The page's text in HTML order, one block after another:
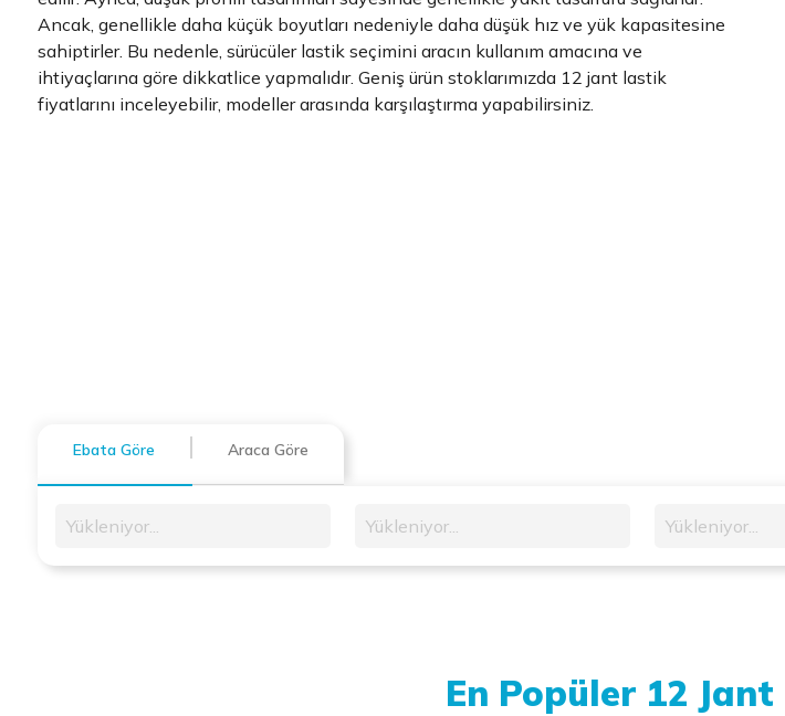
Ancak, genellikle daha küçük boyutları nedeniyle daha düşük hız ve yük kapasitesine
sahiptirler. Bu nedenle, sürücüler lastik seçimini aracın kullanım amacına ve
ihtiyaçlarına göre dikkatlice yapmalıdır. Geniş ürün stoklarımızda 12 jant lastik
fiyatlarını inceleyebilir, modeller arasında karşılaştırma yapabilirsiniz.
Ebata Göre Araca Göre
Yükleniyor... Yükleniyor... Yükleniyor...
En Popüler 12 Jant